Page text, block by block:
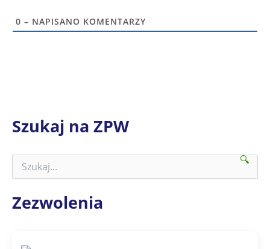
0 – NAPISANO KOMENTARZY
Szukaj na ZPW
k
a
🔍
Zezwolenia